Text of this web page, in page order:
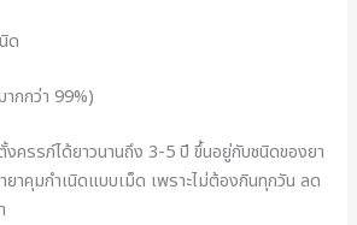
ด
กกว่า 99%)
ครรภ์ได้ยาวนานถึง 3-5 ปี ขึ้นอยู่กับชนิดของยา
าคุมกำเนิดแบบเม็ด เพราะไม่ต้องกินทุกวัน ลด